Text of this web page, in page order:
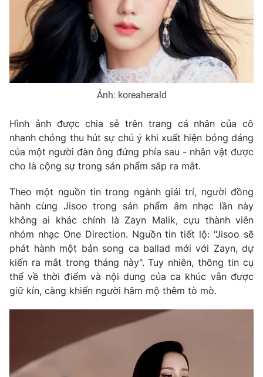
Nhân vật
Khán giả
Giải sao mai
Điện ảnh
Âm nhạc
Sao
Đời sống
Du lịch
Làm đẹp
Chất lượng cuộc sống
Giáo dục
Tuyển sinh
Công nghệ
Sản phẩm
Thị trường
Lịch phát sóng
Chuyên mục khác
Emagazine Podcast
Photo Infographic
Video Shorts video
VTV Thể thao
VTV Sức khoẻ Bất động sản
Ảnh: koreaherald
Hình ảnh được chia sẻ trên trang cá nhân của cô
nhanh chóng thu hút sự chú ý khi xuất hiện bóng dáng
của một người đàn ông đứng phía sau - nhân vật được
cho là cộng sự trong sản phẩm sắp ra mắt.
Theo một nguồn tin trong ngành giải trí, người đồng
hành cùng Jisoo trong sản phẩm âm nhạc lần này
không ai khác chính là Zayn Malik, cựu thành viên
nhóm nhạc One Direction. Nguồn tin tiết lộ: "Jisoo sẽ
phát hành một bản song ca ballad mới với Zayn, dự
kiến ra mắt trong tháng này". Tuy nhiên, thông tin cụ
thể về thời điểm và nội dung của ca khúc vẫn được
giữ kín, càng khiến người hâm mộ thêm tò mò.